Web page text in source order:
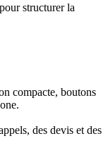
structurer la
compacte, boutons
des devis et des